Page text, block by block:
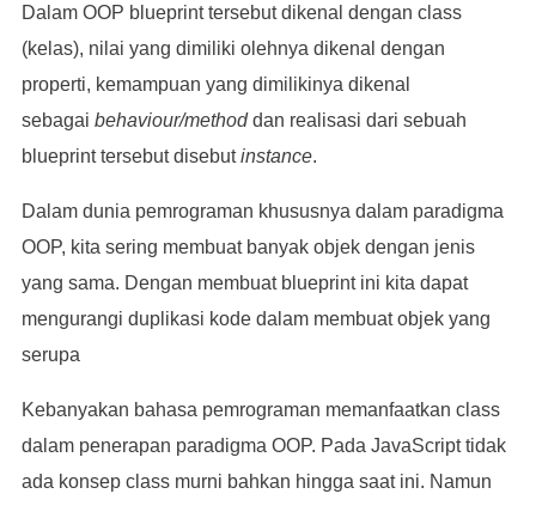
Dalam OOP blueprint tersebut dikenal dengan class
(kelas), nilai yang dimiliki olehnya dikenal dengan
properti, kemampuan yang dimilikinya dikenal
sebagai behaviour/methoddan realisasi dari sebuah
blueprint tersebut disebutinstance.
Dalam dunia pemrograman khususnya dalam paradigma
OOP, kita sering membuat banyak objek dengan jenis
yang sama. Dengan membuat blueprint ini kita dapat
mengurangi duplikasi kode dalam membuat objek yang
serupa
Kebanyakan bahasa pemrograman memanfaatkan class
dalam penerapan paradigma OOP. Pada JavaScript tidak
ada konsep class murni bahkan hingga saat ini. Namun